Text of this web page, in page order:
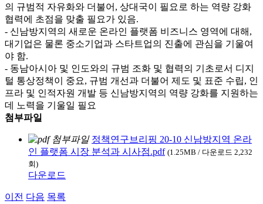
의 규범적 자유화와 더불어, 상대국이 필요로 하는 역량 강화
협력에 초점을 맞출 필요가 있음.
- 신남방지역의 새로운 온라인 플랫폼 비즈니스 영역에 대해,
대기업은 물론 중소기업과 스타트업의 진출에 관심을 기울여
야 함.
- 동남아시아 및 인도와의 규범 조화 및 협력의 기초로서 디지
털 통상정책이 중요, 규범 개선과 더불어 제도 및 표준 수립, 인
프라 및 인적자원 개발 등 신남방지역의 역량 강화를 지원하는
데 노력을 기울일 필요
첨부파일
정책연구브리핑 20-10 신남방지역 온라
인 플랫폼 시장 분석과 시사점.pdf (1.25MB / 다운로드 2,232
회)
다운로드
이전 다음 목록